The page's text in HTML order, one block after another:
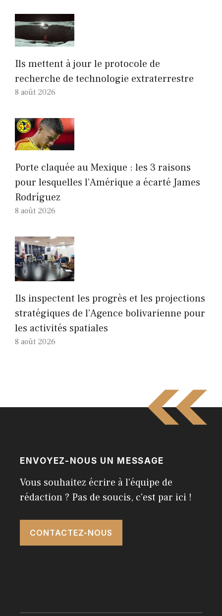
Ils mettent à jour le protocole de
recherche de technologie extraterrestre
8 août 2026
Porte claquée au Mexique : les 3 raisons
pour lesquelles l’Amérique a écarté James
Rodríguez
8 août 2026
Ils inspectent les progrès et les projections
stratégiques de l’Agence bolivarienne pour
les activités spatiales
8 août 2026
ENVOYEZ-NOUS UN MESSAGE
Vous souhaitez écrire à l'équipe de
rédaction ? Pas de soucis, c'est par ici !
CONTACTEZ-NOUS